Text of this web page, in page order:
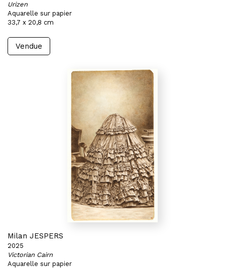
Urizen
Aquarelle sur papier
33,7 x 20,8 cm
Vendue
Milan JESPERS
2025
Victorian Cairn
Aquarelle sur papier